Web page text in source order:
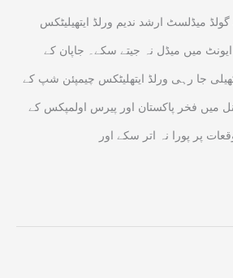
میڈلسٹ ارشد ندیم ورلڈ ایتھیلیٹکس
میں میڈل نہ جیتے سکے۔ جاپان کے
جا رہی ورلڈ ایتھلیٹکس چیمپئن شپ کے
میں فخر پاکستان اور پیرس اولمپکس کے
پر پورا نہ اتر سکے اور